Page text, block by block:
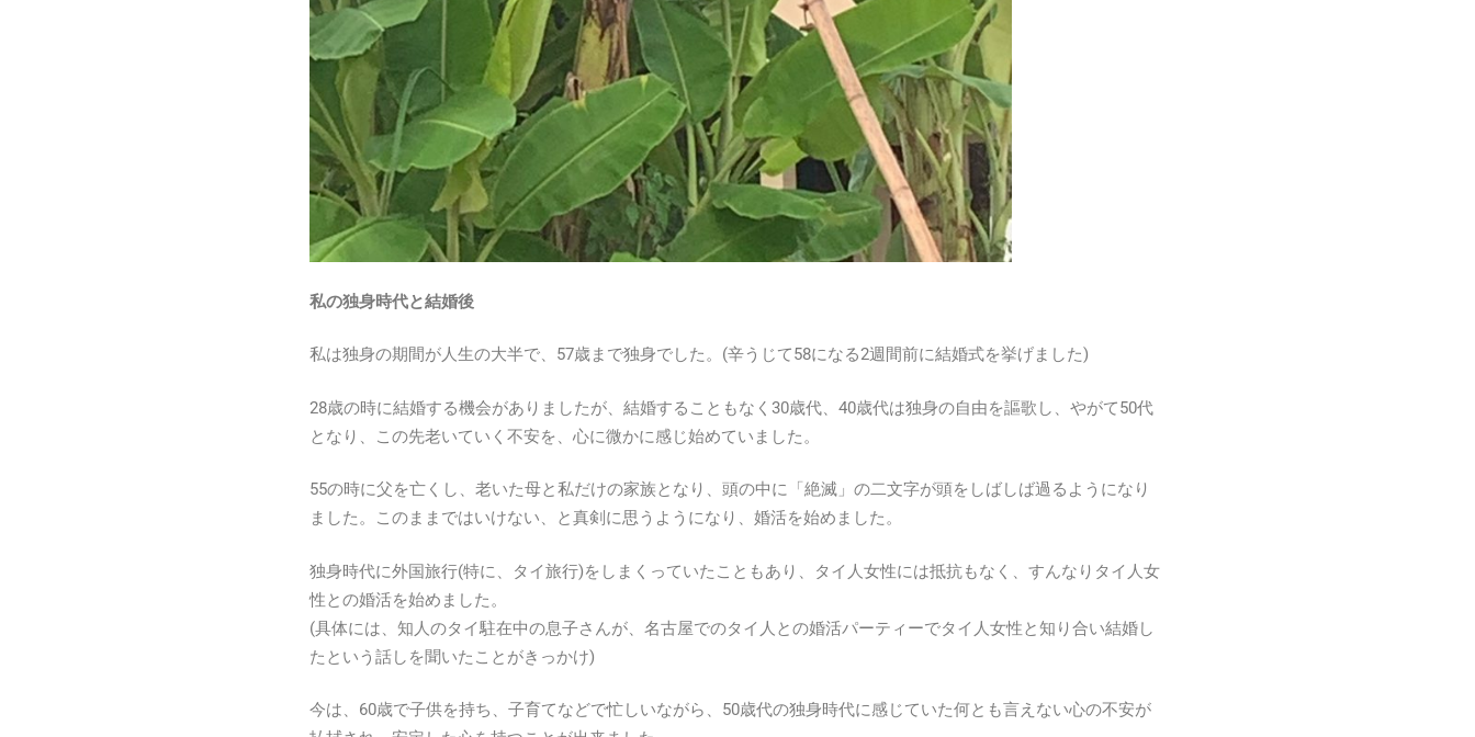
私の独身時代と結婚後
私は独身の期間が人生の大半で、57歳まで独身でした。(辛うじて58になる2週間前に結婚式を挙げました)
28歳の時に結婚する機会がありましたが、結婚することもなく30歳代、40歳代は独身の自由を謳歌し、やがて50代
となり、この先老いていく不安を、心に微かに感じ始めていました。
55の時に父を亡くし、老いた母と私だけの家族となり、頭の中に「絶滅」の二文字が頭をしばしば過るようになり
ました。このままではいけない、と真剣に思うようになり、婚活を始めました。
独身時代に外国旅行(特に、タイ旅行)をしまくっていたこともあり、タイ人女性には抵抗もなく、すんなりタイ人女
性との婚活を始めました。
(具体には、知人のタイ駐在中の息子さんが、名古屋でのタイ人との婚活パーティーでタイ人女性と知り合い結婚し
たという話しを聞いたことがきっかけ)
今は、60歳で子供を持ち、子育てなどで忙しいながら、50歳代の独身時代に感じていた何とも言えない心の不安が